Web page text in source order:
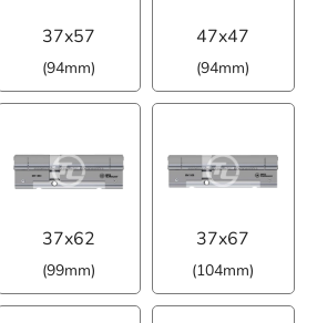
37x57
(94mm)
47x47
(94mm)
37x62
(99mm)
37x67
(104mm)